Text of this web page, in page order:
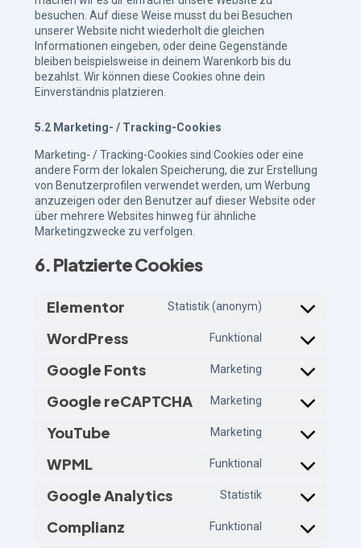
besuchen. Auf diese Weise musst du bei Besuchen
unserer Website nicht wiederholt die gleichen
Informationen eingeben, oder deine Gegenstände
bleiben beispielsweise in deinem Warenkorb bis du
bezahlst. Wir können diese Cookies ohne dein
Einverständnis platzieren.
5.2 Marketing- / Tracking-Cookies
Marketing- / Tracking-Cookies sind Cookies oder eine
andere Form der lokalen Speicherung, die zur Erstellung
von Benutzerprofilen verwendet werden, um Werbung
anzuzeigen oder den Benutzer auf dieser Website oder
über mehrere Websites hinweg für ähnliche
Marketingzwecke zu verfolgen.
6. Platzierte Cookies
Elementor Statistik (anonym)
WordPress Funktional
Google Fonts Marketing
Google reCAPTCHA Marketing
YouTube Marketing
WPML Funktional
Google Analytics Statistik
Complianz Funktional